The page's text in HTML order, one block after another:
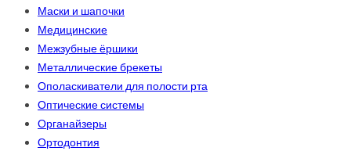
Маски и шапочки
Медицинские
Межзубные ёршики
Металлические брекеты
Ополаскиватели для полости рта
Оптические системы
Органайзеры
Ортодонтия